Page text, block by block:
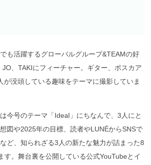
も活躍するグローバルグループ&TEAMの好
、TAKIにフィーチャー。ギター、ポスカア
没頭している趣味をテーマに撮影していま
今号のテーマ「Ideal」にちなんで、3人にと
図や2025年の目標、読者やLUNÉからSNSで
ど、知られざる3人の新たな魅力が詰まった8
す。舞台裏を公開している公式YouTubeとイ